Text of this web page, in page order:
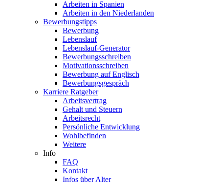
Arbeiten in Spanien
Arbeiten in den Niederlanden
Bewerbungstipps
Bewerbung
Lebenslauf
Lebenslauf-Generator
Bewerbungsschreiben
Motivationsschreiben
Bewerbung auf Englisch
Bewerbungsgespräch
Karriere Ratgeber
Arbeitsvertrag
Gehalt und Steuern
Arbeitsrecht
Persönliche Entwicklung
Wohlbefinden
Weitere
Info
FAQ
Kontakt
Infos über Alter